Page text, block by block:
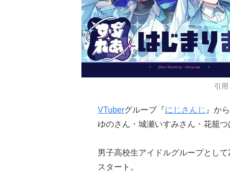
引用
VTuberグループ『にじさんじ 』か
ゆのさん・城瀬いすみさん・花籠
男子高校生アイドルグループとし
スタート。